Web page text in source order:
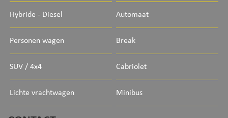
Hybride - Diesel Automaat
Personen wagen Break
SUV / 4x4 Cabriolet
Lichte vrachtwagen Minibus